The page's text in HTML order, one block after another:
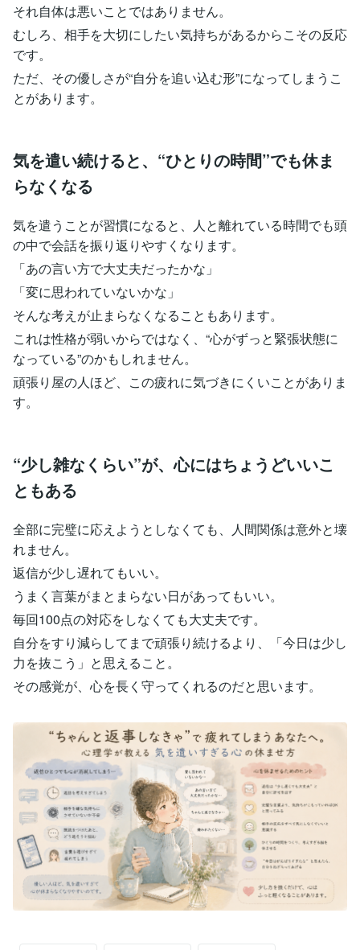
それ自体は悪いことではありません。
むしろ、相手を大切にしたい気持ちがあるからこその反応
です。
ただ、その優しさが“自分を追い込む形”になってしまうこ
とがあります。
気を遣い続けると、“ひとりの時間”でも休ま
らなくなる
気を遣うことが習慣になると、人と離れている時間でも頭
の中で会話を振り返りやすくなります。
「あの言い方で大丈夫だったかな」
「変に思われていないかな」
そんな考えが止まらなくなることもあります。
これは性格が弱いからではなく、“心がずっと緊張状態に
なっている”のかもしれません。
頑張り屋の人ほど、この疲れに気づきにくいことがありま
す。
“少し雑なくらい”が、心にはちょうどいいこ
ともある
全部に完璧に応えようとしなくても、人間関係は意外と壊
れません。
返信が少し遅れてもいい。
うまく言葉がまとまらない日があってもいい。
毎回100点の対応をしなくても大丈夫です。
自分をすり減らしてまで頑張り続けるより、「今日は少し
力を抜こう」と思えること。
その感覚が、心を長く守ってくれるのだと思います。